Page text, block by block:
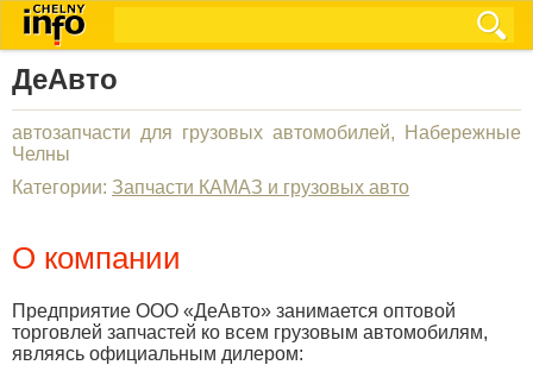
ДеАвто
автозапчасти для грузовых автомобилей, Набережные
Челны
Категории: Запчасти КАМАЗ и грузовых авто
О компании
Предприятие ООО «ДеАвто» занимается оптовой
торговлей запчастей ко всем грузовым автомобилям,
являясь официальным дилером: